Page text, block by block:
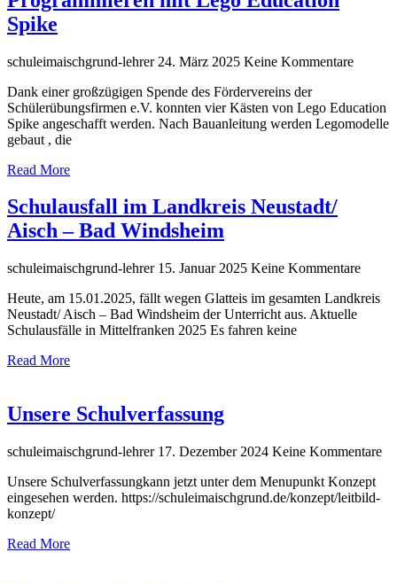
Spike
schuleimaischgrund-lehrer 24. März 2025 Keine Kommentare
Dank einer großzügigen Spende des Fördervereins der
Schülerübungsfirmen e.V. konnten vier Kästen von Lego Education
Spike angeschafft werden. Nach Bauanleitung werden Legomodelle
gebaut , die
Read More
Schulausfall im Landkreis Neustadt/
Aisch – Bad Windsheim
schuleimaischgrund-lehrer 15. Januar 2025 Keine Kommentare
Heute, am 15.01.2025, fällt wegen Glatteis im gesamten Landkreis
Neustadt/ Aisch – Bad Windsheim der Unterricht aus. Aktuelle
Schulausfälle in Mittelfranken 2025 Es fahren keine
Read More
Unsere Schulverfassung
schuleimaischgrund-lehrer 17. Dezember 2024 Keine Kommentare
Unsere Schulverfassungkann jetzt unter dem Menupunkt Konzept
eingesehen werden. https://schuleimaischgrund.de/konzept/leitbild-
konzept/
Read More